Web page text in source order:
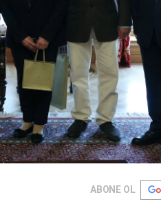
ABONE OL